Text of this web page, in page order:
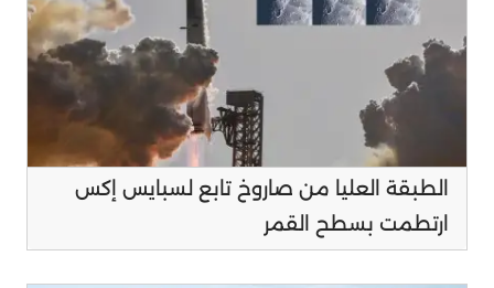
الطبقة العليا من صاروخ تابع لسبايس إكس
ارتطمت بسطح القمر